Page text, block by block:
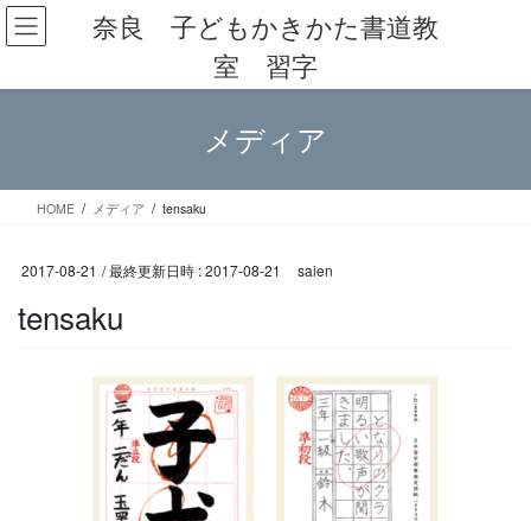
コ
ン
ン
キ
ナ
ビ
ー
に
奈良 子どもかきかた書道教
室 習字
メディア
HOME メディア tensaku
2017-08-21 / 最終更新日時 :2017-08-21 saien
tensaku